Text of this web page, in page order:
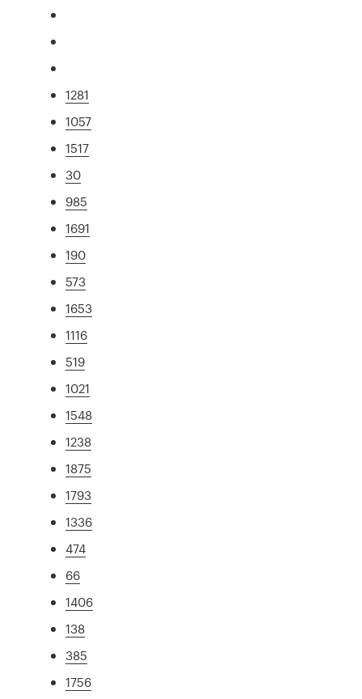
1281
1057
1517
30
985
1691
190
573
1653
1116
519
1021
1548
1238
1875
1793
1336
474
66
1406
138
385
1756